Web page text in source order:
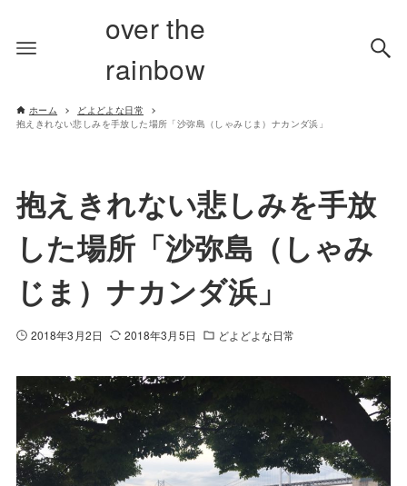
over the
rainbow
ホーム
どよどよな日常
抱えきれない悲しみを手放した場所「沙弥島（しゃみじま）ナカンダ浜」
抱えきれない悲しみを手放
した場所「沙弥島（しゃみ
じま）ナカンダ浜」
2018年3月2日 2018年3月5日 どよどよな日常